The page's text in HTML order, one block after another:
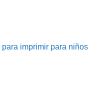
para imprimir para niños